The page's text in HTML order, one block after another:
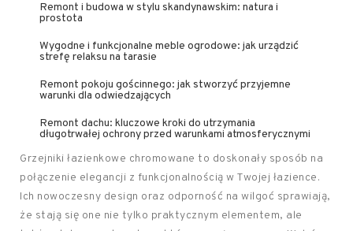
Remont i budowa w stylu skandynawskim: natura i
prostota
Wygodne i funkcjonalne meble ogrodowe: jak urządzić
strefę relaksu na tarasie
Remont pokoju gościnnego: jak stworzyć przyjemne
warunki dla odwiedzających
Remont dachu: kluczowe kroki do utrzymania
długotrwałej ochrony przed warunkami atmosferycznymi
Grzejniki łazienkowe chromowane to doskonały sposób na
połączenie elegancji z funkcjonalnością w Twojej łazience.
Ich nowoczesny design oraz odporność na wilgoć sprawiają,
że stają się one nie tylko praktycznym elementem, ale